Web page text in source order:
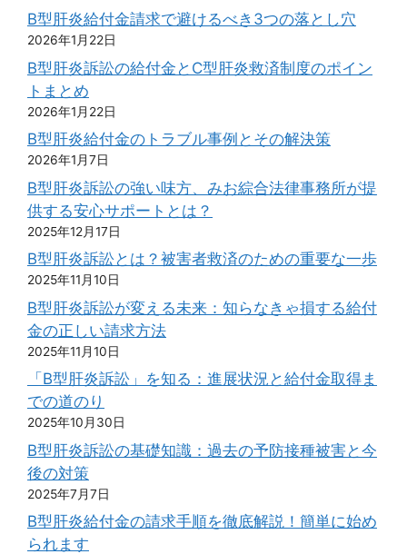
B型肝炎給付金請求で避けるべき3つの落とし穴
2026年1月22日
B型肝炎訴訟の給付金とC型肝炎救済制度のポイン
トまとめ
2026年1月22日
B型肝炎給付金のトラブル事例とその解決策
2026年1月7日
B型肝炎訴訟の強い味方、みお綜合法律事務所が提
供する安心サポートとは？
2025年12月17日
B型肝炎訴訟とは？被害者救済のための重要な一歩
2025年11月10日
B型肝炎訴訟が変える未来：知らなきゃ損する給付
金の正しい請求方法
2025年11月10日
「B型肝炎訴訟」を知る：進展状況と給付金取得ま
での道のり
2025年10月30日
B型肝炎訴訟の基礎知識：過去の予防接種被害と今
後の対策
2025年7月7日
B型肝炎給付金の請求手順を徹底解説！簡単に始め
られます